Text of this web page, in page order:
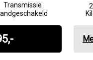
Transmissie